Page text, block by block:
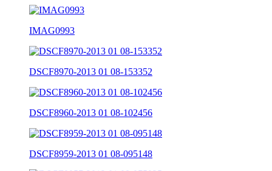
IMAG0993
DSCF8970-2013 01 08-153352
DSCF8960-2013 01 08-102456
DSCF8959-2013 01 08-095148